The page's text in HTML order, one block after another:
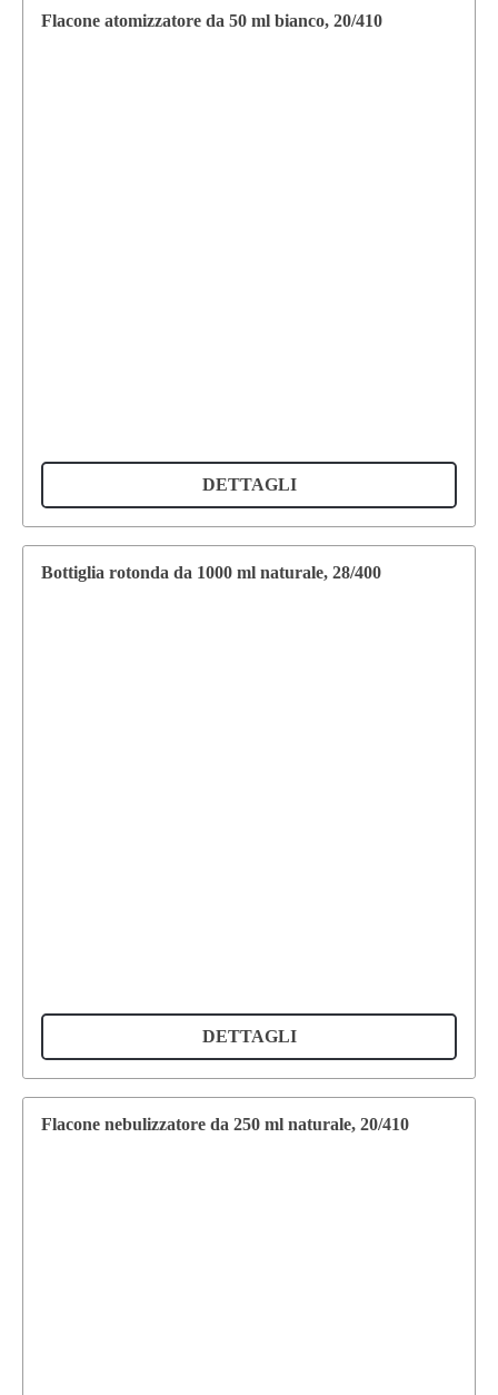
Flacone atomizzatore da 50 ml bianco, 20/410
DETTAGLI
Bottiglia rotonda da 1000 ml naturale, 28/400
DETTAGLI
Flacone nebulizzatore da 250 ml naturale, 20/410